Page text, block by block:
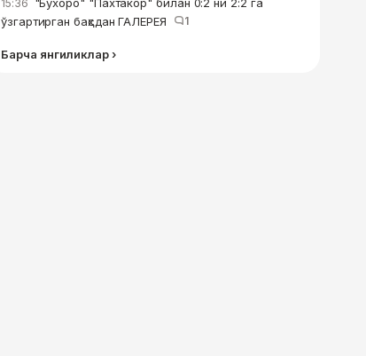
15:36
ўзгартирган баҳсдан ГАЛЕРЕЯ
1
Барча янгиликлар ›